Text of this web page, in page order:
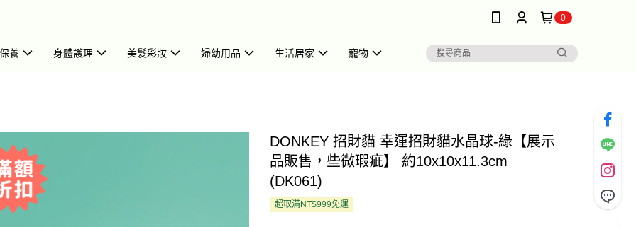
0
養 身體護理 美髮彩妝 婦幼用品 生活居家 寵物
DONKEY 招財貓 幸運招財貓水晶球-綠【展示
品販售，些微瑕疵】 約10x10x11.3cm
(DK061)
超取滿NT$999免運